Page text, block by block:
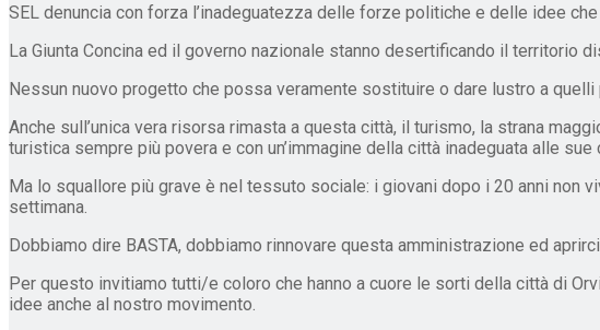
SEL denuncia con forza l’inadeguatezza delle forze politiche e delle idee
La Giunta Concina ed il governo nazionale stanno desertificando il
Nessun nuovo progetto che possa veramente sostituire o dare lustro a
Anche sull’unica vera risorsa rimasta a questa città, il turismo, la strana
turistica sempre più povera e con un’immagine della città inadeguata alle
Ma lo squallore più grave è nel tessuto sociale: i giovani dopo i 20 anni non
settimana.
Dobbiamo dire BASTA, dobbiamo rinnovare questa amministrazione ed
Per questo invitiamo tutti/e coloro che hanno a cuore le sorti della città di
idee anche al nostro movimento.